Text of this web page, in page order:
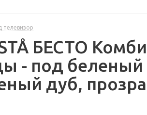
телевизор
БЕСТО
- под
дуб,